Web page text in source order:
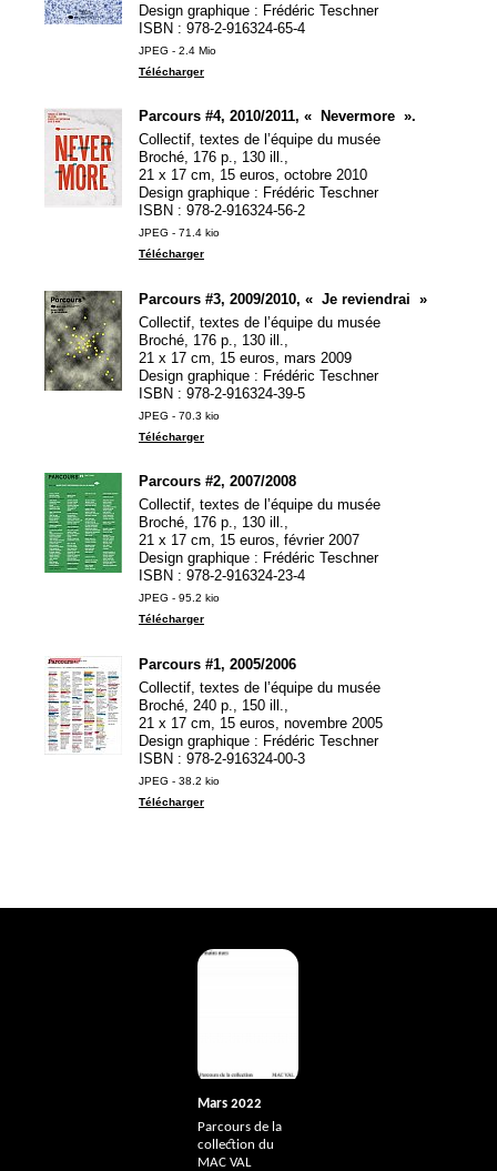
Design graphique : Frédéric Teschner
ISBN : 978-2-916324-65-4
JPEG - 2.4 Mio
Télécharger
Parcours #4, 2010/2011, « Nevermore ».
Collectif, textes de l’équipe du musée
Broché, 176 p., 130 ill.,
21 x 17 cm, 15 euros, octobre 2010
Design graphique : Frédéric Teschner
ISBN : 978-2-916324-56-2
JPEG - 71.4 kio
Télécharger
Parcours #3, 2009/2010, « Je reviendrai »
Collectif, textes de l’équipe du musée
Broché, 176 p., 130 ill.,
21 x 17 cm, 15 euros, mars 2009
Design graphique : Frédéric Teschner
ISBN : 978-2-916324-39-5
JPEG - 70.3 kio
Télécharger
Parcours #2, 2007/2008
Collectif, textes de l’équipe du musée
Broché, 176 p., 130 ill.,
21 x 17 cm, 15 euros, février 2007
Design graphique : Frédéric Teschner
ISBN : 978-2-916324-23-4
JPEG - 95.2 kio
Télécharger
Parcours #1, 2005/2006
Collectif, textes de l’équipe du musée
Broché, 240 p., 150 ill.,
21 x 17 cm, 15 euros, novembre 2005
Design graphique : Frédéric Teschner
ISBN : 978-2-916324-00-3
JPEG - 38.2 kio
Télécharger
Mars 2022
Parcours de la
collection du
MAC VAL